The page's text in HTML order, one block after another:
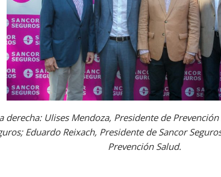
derecha: Ulises Mendoza, Presidente de Prevención
Eduardo Reixach, Presidente de Sancor
Prevención Salud.